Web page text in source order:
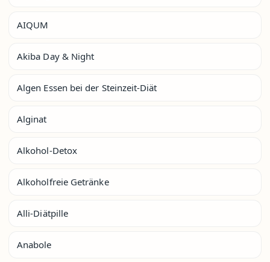
AIQUM
Akiba Day & Night
Algen Essen bei der Steinzeit-Diät
Alginat
Alkohol-Detox
Alkoholfreie Getränke
Alli-Diätpille
Anabole